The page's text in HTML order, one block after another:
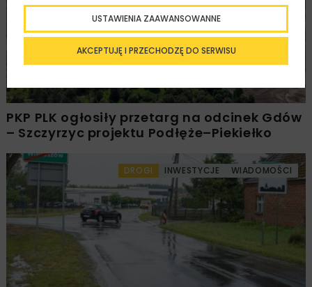
PKP PLK ogłosiły przetarg na odcinek Gdów
– Szczyrzyc projektu Podłęże–Piekiełko
DROGI INWESTYCJE WIADOMOŚCI
AKCEPTUJĘ I PRZECHODZĘ DO SERWISU
USTAWIENIA ZAAWANSOWANNE